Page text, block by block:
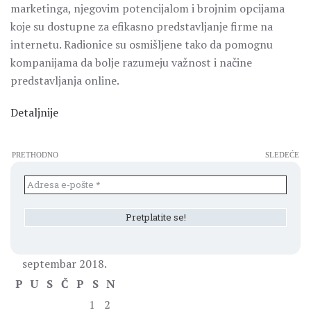
marketinga, njegovim potencijalom i brojnim opcijama
koje su dostupne za efikasno predstavljanje firme na
internetu. Radionice su osmišljene tako da pomognu
kompanijama da bolje razumeju važnost i načine
predstavljanja online.
Detaljnije
PRETHODNO SLEDEĆE
septembar 2018.
P U S Č P S N
1
2